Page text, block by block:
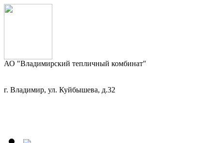
АО "Владимирский тепличный комбинат"
г. Владимир, ул. Куйбышева, д.32